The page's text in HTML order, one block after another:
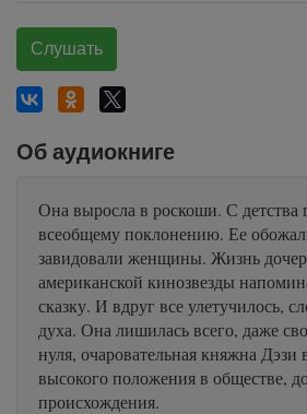
Слушать
Об аудиокниге
Она выросла в роскоши. С детства
всеобщему поклонению. Ее
завидовали женщины. Жизнь
американской кинозвезды
сказку. И вдруг все улетучилось,
духа. Она лишилась всего, даже
нуля, очаровательная княжна Дэзи
высокого положения в обществе,
происхождения.